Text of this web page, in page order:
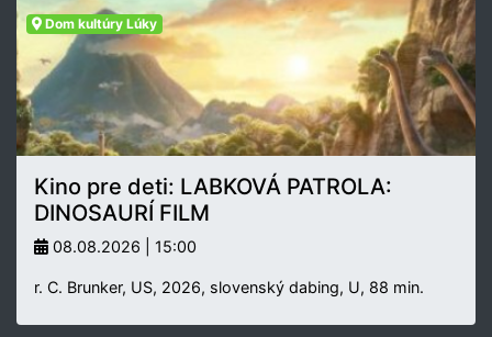
Dom kultúry Lúky
Kino pre deti: LABKOVÁ PATROLA:
DINOSAURÍ FILM
08.08.2026 | 15:00
r. C. Brunker, US, 2026, slovenský dabing, U, 88 min.